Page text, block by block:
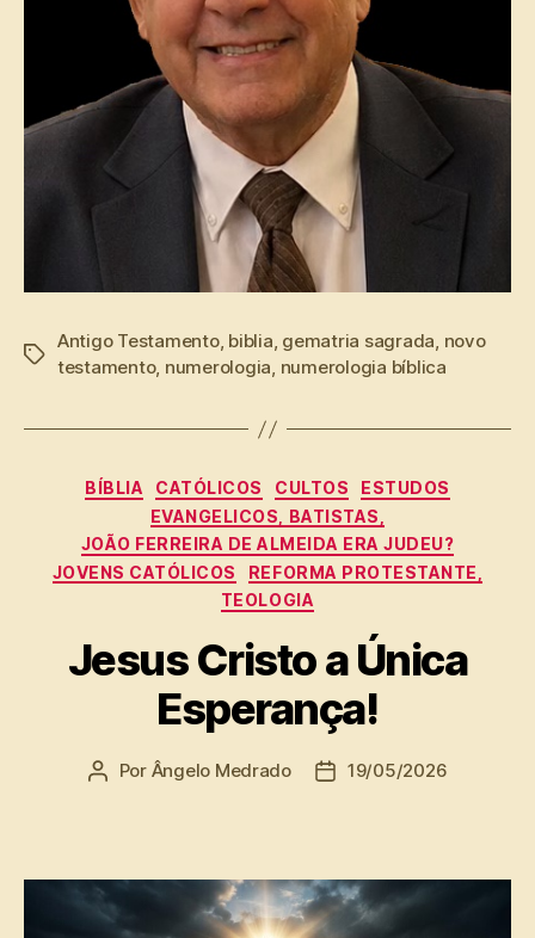
Tags
Antigo Testamento, biblia, gematria sagrada, novo
testamento, numerologia, numerologia bíblica
Categorias
BÍBLIA CATÓLICOS CULTOS
ESTUDOS
EVANGELICOS, BATISTAS,
JOÃO FERREIRA DE ALMEIDA ERA JUDEU?
JOVENS CATÓLICOS
REFORMA PROTESTANTE,
TEOLOGIA
Jesus Cristo a Única
Esperança!
Autor
Por Ângelo Medrado
Data19/05/2026